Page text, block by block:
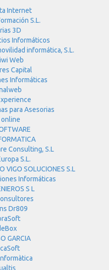
Internet
S.L.
3D
Informáticos
informática, S.L.
Web
Capital
Informáticas
para Asesorias
online
Consulting, S.L
S.L.
VIGO SOLUCIONES S.L
Informáticas
S L
Dr809
GARCIA